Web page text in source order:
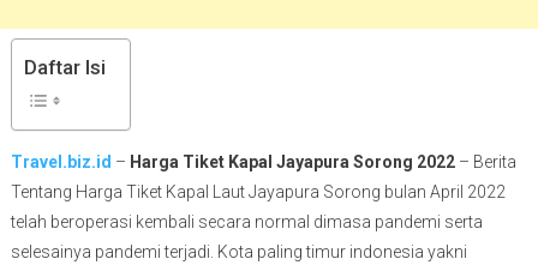
Daftar Isi
Travel.biz.id – Harga Tiket Kapal Jayapura Sorong 2022– Berita
Tentang Harga Tiket Kapal Laut Jayapura Sorong bulan April 2022
telah beroperasi kembali secara normal dimasa pandemi serta
selesainya pandemi terjadi. Kota paling timur indonesia yakni